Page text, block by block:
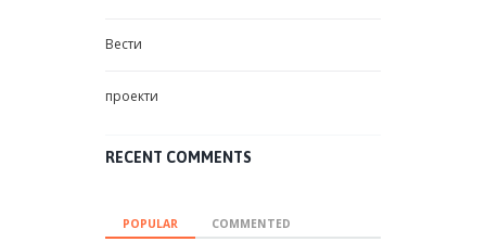
Вести
проекти
RECENT COMMENTS
POPULAR COMMENTED